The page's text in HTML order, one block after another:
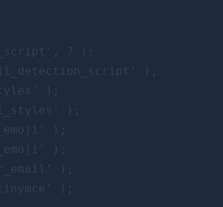
7 );
);
);
);
);
);
);
);